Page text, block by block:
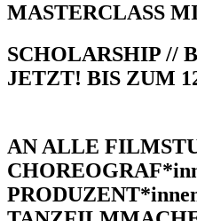
MASTERCLASS
SCHOLARSHIP //
JETZT! BIS ZUM
AN ALLE